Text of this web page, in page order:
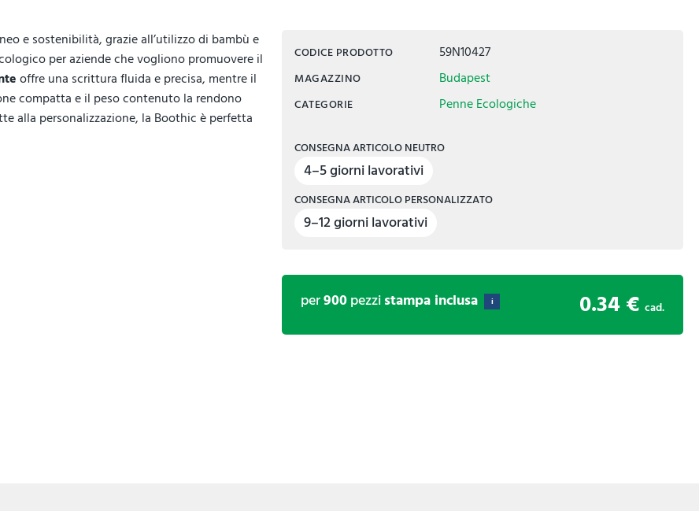
e sostenibilità, grazie all’utilizzo di bambù e
per aziende che vogliono promuovere il
offre una scrittura fluida e precisa, mentre il
compatta e il peso contenuto la rendono
alla personalizzazione, la Boothic è perfetta
CODICE PRODOTTO 59N10427
MAGAZZINO Budapest
CATEGORIE Penne Ecologiche
CONSEGNA ARTICOLO NEUTRO
4–5 giorni lavorativi
CONSEGNA ARTICOLO PERSONALIZZATO
9–12 giorni lavorativi
per900pezzistampa inclusa i 0.34 € cad.